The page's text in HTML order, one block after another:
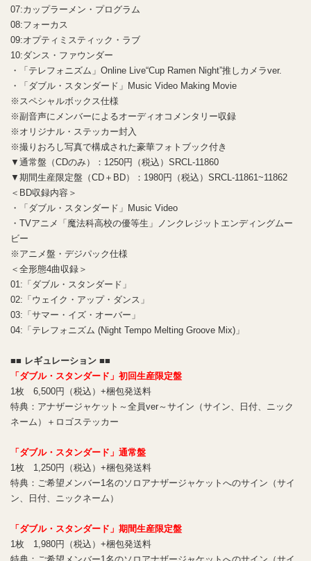
07:カップラーメン・プログラム
08:フォーカス
09:オプティミスティック・ラブ
10:ダンス・ファウンダー
・「テレフォニズム」Online Live“Cup Ramen Night”推しカメラver.
・「ダブル・スタンダード」Music Video Making Movie
※スペシャルボックス仕様
※副音声にメンバーによるオーディオコメンタリー収録
※オリジナル・ステッカー封入
※撮りおろし写真で構成された豪華フォトブック付き
▼通常盤（CDのみ）：1250円（税込）SRCL-11860
▼期間生産限定盤（CD＋BD）：1980円（税込）SRCL-11861~11862
＜BD収録内容＞
・「ダブル・スタンダード」Music Video
・TVアニメ「魔法科高校の優等生」ノンクレジットエンディングムー
ビー
※アニメ盤・デジパック仕様
＜全形態4曲収録＞
01:「ダブル・スタンダード」
02:「ウェイク・アップ・ダンス」
03:「サマー・イズ・オーバー」
04:「テレフォニズム (Night Tempo Melting Groove Mix)」
■■ レギュレーション ■■
「ダブル・スタンダード」初回生産限定盤
1枚 6,500円（税込）+梱包発送料
特典：アナザージャケット～全員ver～サイン（サイン、日付、ニック
ネーム）＋ロゴステッカー
「ダブル・スタンダード」通常盤
1枚 1,250円（税込）+梱包発送料
特典：ご希望メンバー1名のソロアナザージャケットへのサイン（サイ
ン、日付、ニックネーム）
「ダブル・スタンダード」期間生産限定盤
1枚 1,980円（税込）+梱包発送料